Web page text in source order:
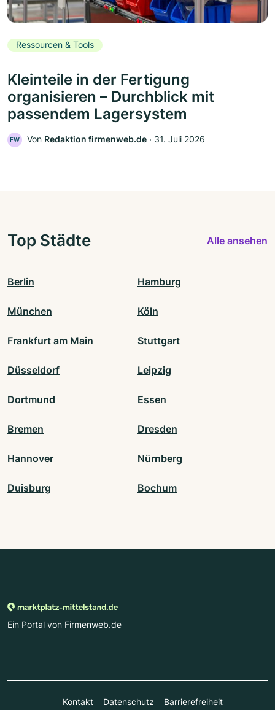
Ressourcen & Tools
Kleinteile in der Fertigung
organisieren – Durchblick mit
passendem Lagersystem
FW Von Redaktion firmenweb.de ‧ 31. Juli 2026
Top Städte Alle ansehen
Berlin Hamburg
München Köln
Frankfurt am Main Stuttgart
Düsseldorf Leipzig
Dortmund Essen
Bremen Dresden
Hannover Nürnberg
Duisburg Bochum
Ein Portal von Firmenweb.de
Kontakt Datenschutz Barrierefreiheit